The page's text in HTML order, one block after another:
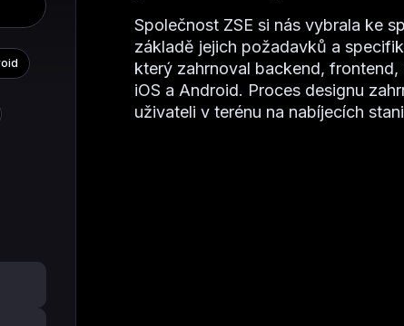
Společnost ZSE si nás vybrala ke
základě jejich požadavků a
který zahrnoval backend,
iOS a Android. Proces designu
uživateli v terénu na nabíjecích